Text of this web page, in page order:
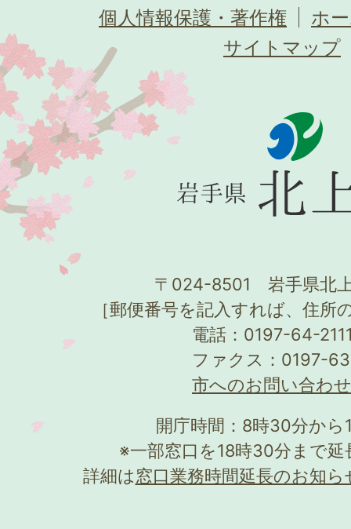
個人情報保護・著作権
ホ
サイトマップ
〒024-8501 岩手県北
［郵便番号を記入すれば、住所
電話：0197-64-
ファクス：0197-
市へのお問い合わ
開庁時間：8時30分か
※一部窓口を18時30分まで
詳細は窓口業務時間延長のお知ら